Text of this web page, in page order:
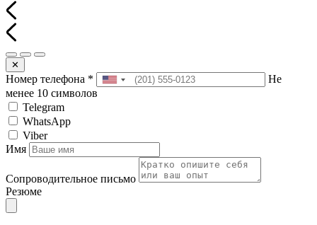
✕
Номер телефона *
Не
менее 10 символов
Telegram
WhatsApp
Viber
Имя
Сопроводительное письмо
Резюме